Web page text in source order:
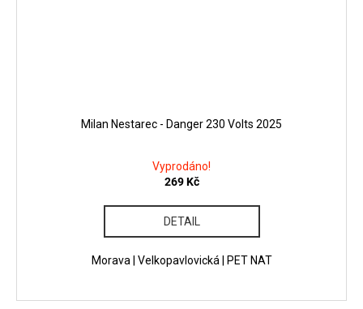
Milan Nestarec - Danger 230 Volts 2025
Vyprodáno!
269 Kč
DETAIL
Morava | Velkopavlovická | PET NAT